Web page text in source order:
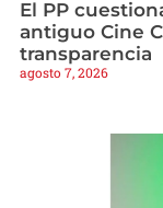
El PP
antiguo Cine
transparencia
agosto 7, 2026